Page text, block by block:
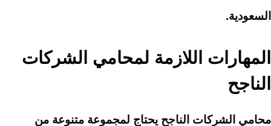
السعودية.
المهارات اللازمة لمحامي الشركات
الناجح
محامي الشركات الناجح يحتاج لمجموعة متنوعة من